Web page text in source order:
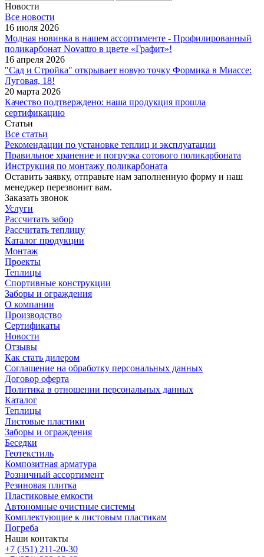
Новости
Все новости
16 июля 2026
Модная новинка в нашем ассортименте - Профилированный
поликарбонат Novattro в цвете «Графит»!
16 апреля 2026
"Сад и Стройка" открывает новую точку Формика в Миассе:
Луговая, 18!
20 марта 2026
Качество подтверждено: наша продукция прошла
сертификацию
Статьи
Все статьи
Рекомендации по установке теплиц и эксплуатации
Правильное хранение и погрузка сотового поликарбоната
Инструкция по монтажу поликарбоната
Оставить заявку, отправьте нам заполненную форму и наш
менеджер перезвонит вам.
Заказать звонок
Услуги
Рассчитать забор
Рассчитать теплицу
Каталог продукции
Монтаж
Проекты
Теплицы
Спортивные конструкции
Заборы и ограждения
О компании
Производство
Сертификаты
Новости
Отзывы
Как стать дилером
Соглашение на обработку персональных данных
Договор оферта
Политика в отношении персональных данных
Каталог
Теплицы
Листовые пластики
Заборы и ограждения
Беседки
Геотекстиль
Композитная арматура
Розничный ассортимент
Резиновая плитка
Пластиковые емкости
Автономные очистные системы
Комплектующие к листовым пластикам
Погреба
Наши контакты
+7 (351) 211-20-30